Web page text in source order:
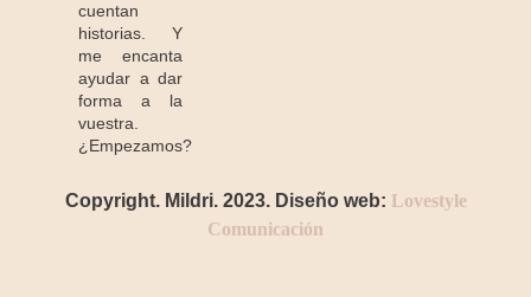
cuentan
historias. Y
me encanta
ayudar a dar
forma a la
vuestra.
¿Empezamos?
Copyright. Mildri. 2023. Diseño web: Lovestyle
Comunicación